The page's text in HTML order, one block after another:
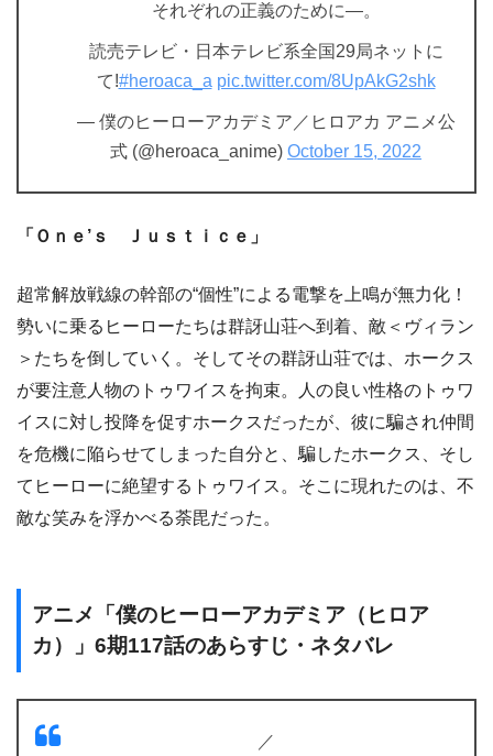
それぞれの正義のために―。
読売テレビ・日本テレビ系全国29局ネットに
て!#heroaca_a pic.twitter.com/8UpAkG2shk
— 僕のヒーローアカデミア／ヒロアカ アニメ公
式 (@heroaca_anime) October 15, 2022
「Ｏｎｅ’ｓ Ｊｕｓｔｉｃｅ」
超常解放戦線の幹部の“個性”による電撃を上鳴が無力化！
勢いに乗るヒーローたちは群訝山荘へ到着、敵＜ヴィラン
＞たちを倒していく。そしてその群訝山荘では、ホークス
が要注意人物のトゥワイスを拘束。人の良い性格のトゥワ
イスに対し投降を促すホークスだったが、彼に騙され仲間
を危機に陥らせてしまった自分と、騙したホークス、そし
てヒーローに絶望するトゥワイス。そこに現れたのは、不
敵な笑みを浮かべる荼毘だった。
アニメ「僕のヒーローアカデミア（ヒロア
カ）」6期117話のあらすじ・ネタバレ
／